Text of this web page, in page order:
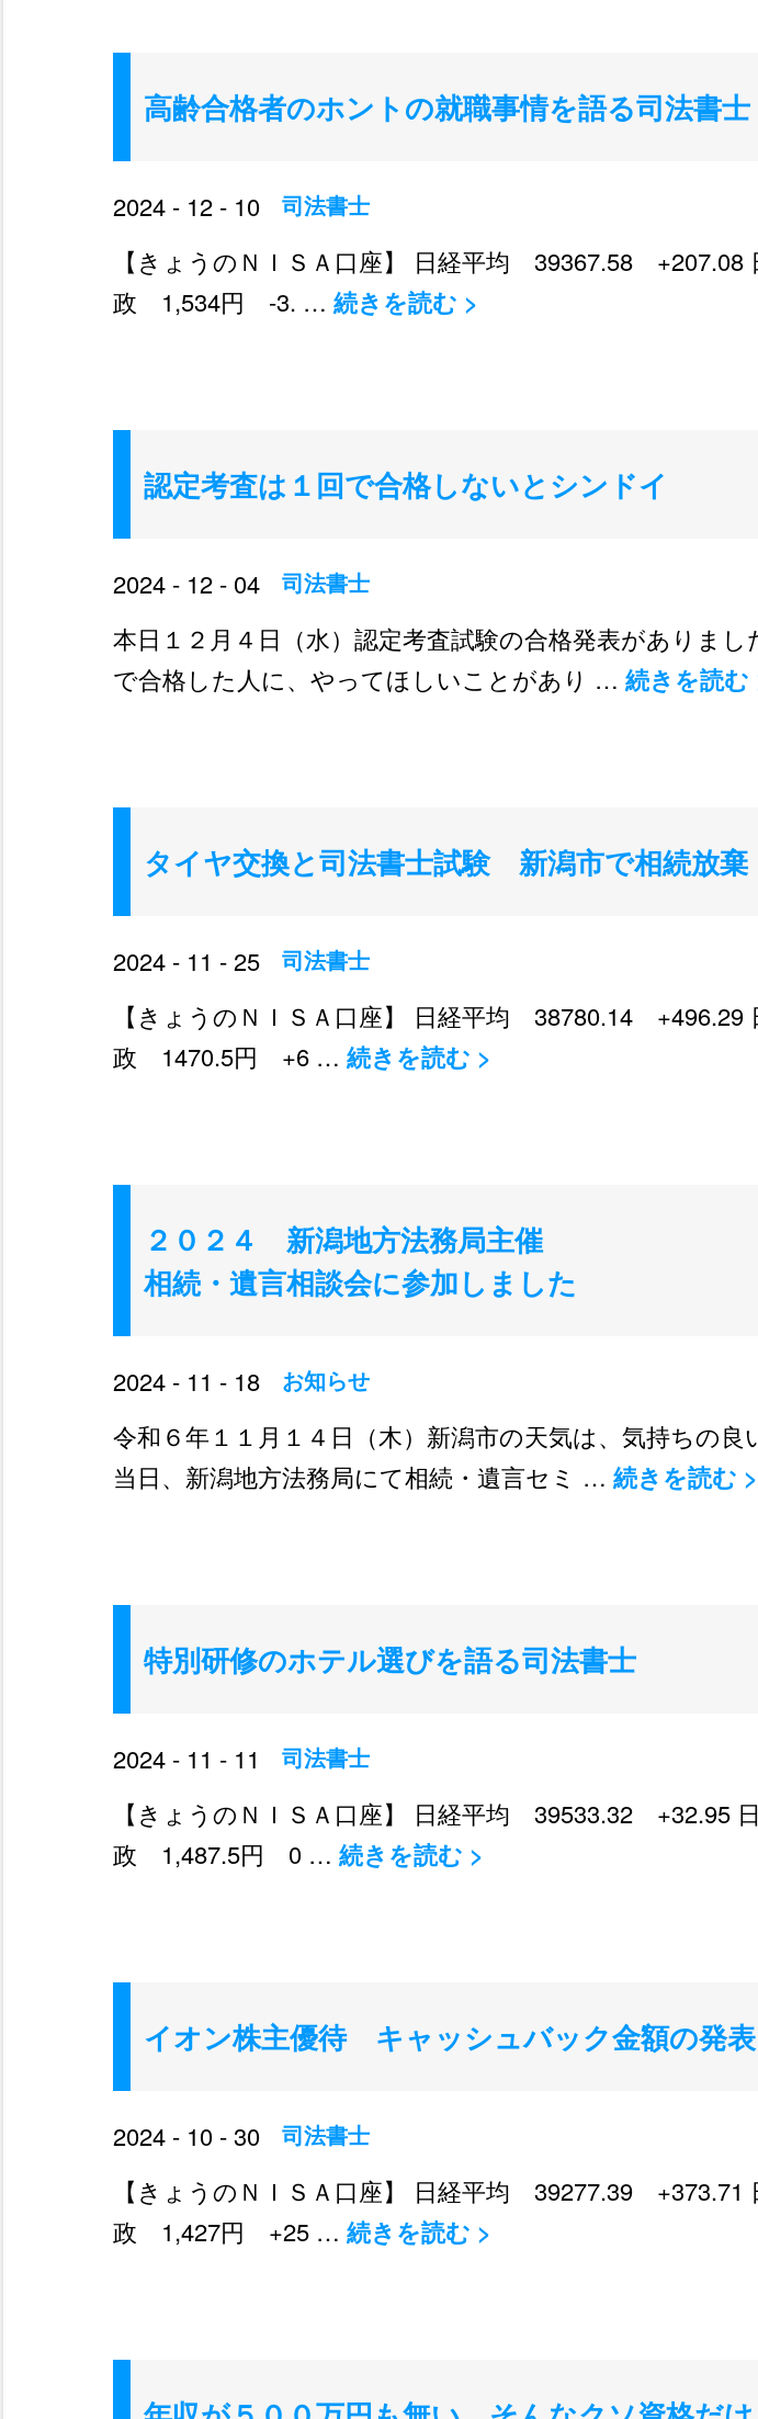
高齢合格者のホントの就職事情を語る司法書士
2024 - 12 - 10 司法書士
【きょうのＮＩＳＡ口座】 日経平均 39367.58 +207.08
政 1,534円 -3. … 続きを読む >
認定考査は１回で合格しないとシンドイ
2024 - 12 - 04 司法書士
本日１２月４日（水）認定考査試験の合格発表がありまし
で合格した人に、やってほしいことがあり … 続きを読む
タイヤ交換と司法書士試験 新潟市で相続放棄
2024 - 11 - 25 司法書士
【きょうのＮＩＳＡ口座】 日経平均 38780.14 +496.29
政 1470.5円 +6 … 続きを読む >
２０２４ 新潟地方法務局主催
相続・遺言相談会に参加しました
2024 - 11 - 18 お知らせ
令和６年１１月１４日（木）新潟市の天気は、気持ちの良
当日、新潟地方法務局にて相続・遺言セミ … 続きを読む >
特別研修のホテル選びを語る司法書士
2024 - 11 - 11 司法書士
【きょうのＮＩＳＡ口座】 日経平均 39533.32 +32.95
政 1,487.5円 0 … 続きを読む >
イオン株主優待 キャッシュバック金額の発表
2024 - 10 - 30 司法書士
【きょうのＮＩＳＡ口座】 日経平均 39277.39 +373.71
政 1,427円 +25 … 続きを読む >